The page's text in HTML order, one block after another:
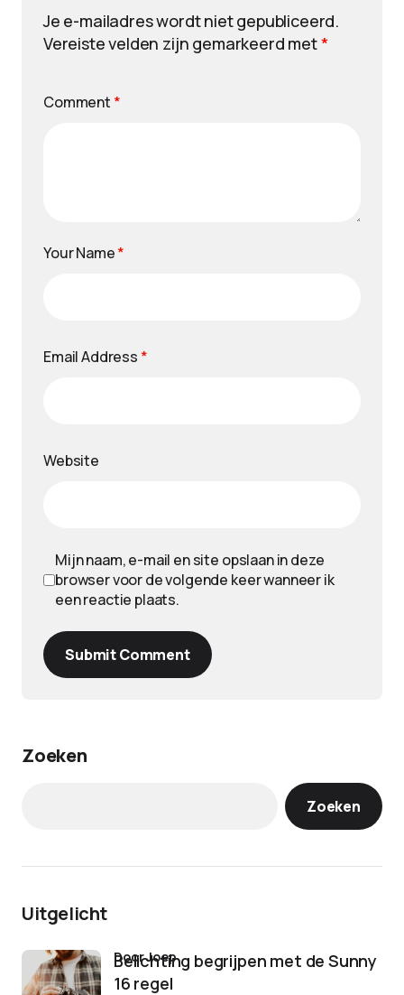
Je e-mailadres wordt niet gepubliceerd.
Vereiste velden zijn gemarkeerd met*
Comment *
Your Name*
Email Address *
Website
Mijn naam, e-mail en site opslaan in deze
browser voor de volgende keer wanneer ik
een reactie plaats.
Submit Comment
Zoeken
Zoeken
Uitgelicht
Belichting begrijpen met de Sunny
16 regel
door Joep